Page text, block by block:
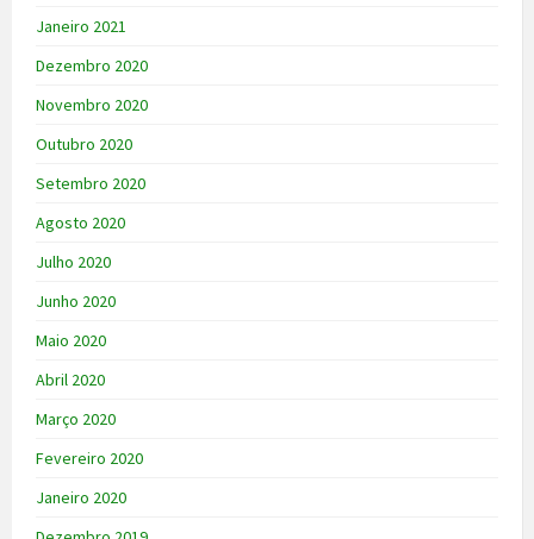
Janeiro 2021
Dezembro 2020
Novembro 2020
Outubro 2020
Setembro 2020
Agosto 2020
Julho 2020
Junho 2020
Maio 2020
Abril 2020
Março 2020
Fevereiro 2020
Janeiro 2020